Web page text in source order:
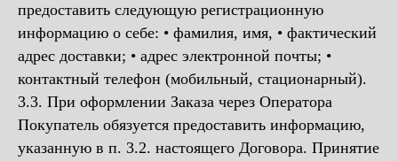
предоставить следующую регистрационную
информацию о себе: • фамилия, имя, • фактический
адрес доставки; • адрес электронной почты; •
контактный телефон (мобильный, стационарный).
3.3. При оформлении Заказа через Оператора
Покупатель обязуется предоставить информацию,
указанную в п. 3.2. настоящего Договора. Принятие